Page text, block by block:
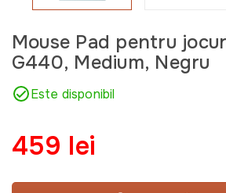
Mouse Pad pentru
G440, Medium, Negru
Este disponibil
459 lei